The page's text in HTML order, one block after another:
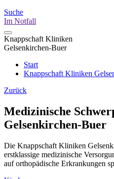
Suche
Im Notfall
Knappschaft Kliniken
Gelsenkirchen-Buer
Start
Knappschaft Kliniken
Zurück
Medizinische
Gelsenkirchen-Buer
Die Knappschaft Kliniken
erstklassige medizinische
auf orthopädische Erkrankungen